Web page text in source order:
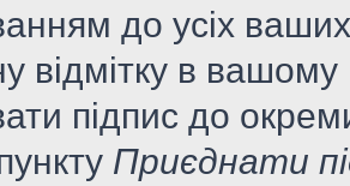
до усіх
відмітку в
підпис до
Приєднати